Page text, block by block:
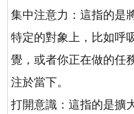
集中注意力 ：這指的是
特定的對象上，比如呼
覺，或者你正在做的任
注於當下。
打開意識 ：這指的是擴